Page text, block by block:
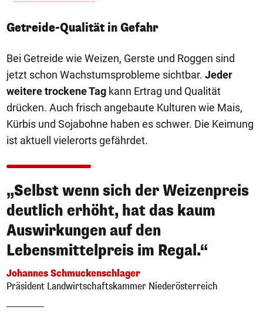
Getreide-Qualität in Gefahr
Bei Getreide wie Weizen, Gerste und Roggen sind
jetzt schon Wachstumsprobleme sichtbar. Jeder
weitere trockene Tag kann Ertrag und Qualität
drücken. Auch frisch angebaute Kulturen wie Mais,
Kürbis und Sojabohne haben es schwer. Die Keimung
ist aktuell vielerorts gefährdet.
„Selbst wenn sich der Weizenpreis
deutlich erhöht, hat das kaum
Auswirkungen auf den
Lebensmittelpreis im Regal.“
Johannes Schmuckenschlager
Präsident Landwirtschaftskammer Niederösterreich